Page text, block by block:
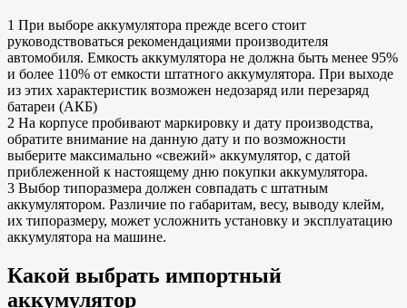
1 При выборе аккумулятора прежде всего стоит
руководствоваться рекомендациями производителя
автомобиля. Емкость аккумулятора не должна быть менее 95%
и более 110% от емкости штатного аккумулятора. При выходе
из этих характеристик возможен недозаряд или перезаряд
батареи (АКБ)
2 На корпусе пробивают маркировку и дату производства,
обратите внимание на данную дату и по возможности
выберите максимально «свежий» аккумулятор, с датой
приблеженной к настоящему дню покупки аккумулятора.
3 Выбор типоразмера должен совпадать с штатным
аккумулятором. Различие по габаритам, весу, выводу клейм,
их типоразмеру, может усложнить установку и эксплуатацию
аккумулятора на машине.
Какой выбрать импортный
аккумулятор